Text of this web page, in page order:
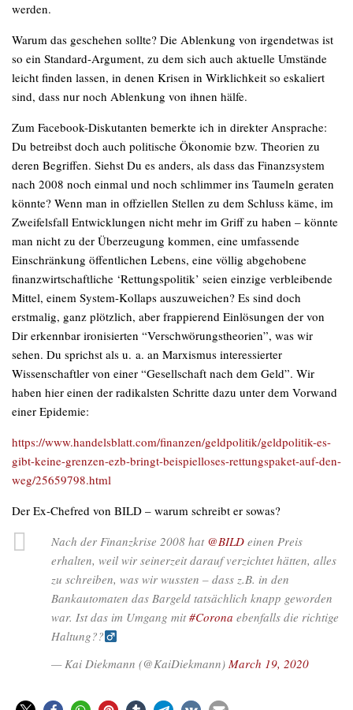
werden.
Warum das geschehen sollte? Die Ablenkung von irgendetwas ist
so ein Standard-Argument, zu dem sich auch aktuelle Umstände
leicht finden lassen, in denen Krisen in Wirklichkeit so eskaliert
sind, dass nur noch Ablenkung von ihnen hälfe.
Zum Facebook-Diskutanten bemerkte ich in direkter Ansprache:
Du betreibst doch auch politische Ökonomie bzw. Theorien zu
deren Begriffen. Siehst Du es anders, als dass das Finanzsystem
nach 2008 noch einmal und noch schlimmer ins Taumeln geraten
könnte? Wenn man in offziellen Stellen zu dem Schluss käme, im
Zweifelsfall Entwicklungen nicht mehr im Griff zu haben – könnte
man nicht zu der Überzeugung kommen, eine umfassende
Einschränkung öffentlichen Lebens, eine völlig abgehobene
finanzwirtschaftliche ‘Rettungspolitik’ seien einzige verbleibende
Mittel, einem System-Kollaps auszuweichen? Es sind doch
erstmalig, ganz plötzlich, aber frappierend Einlösungen der von
Dir erkennbar ironisierten “Verschwörungstheorien”, was wir
sehen. Du sprichst als u. a. an Marxismus interessierter
Wissenschaftler von einer “Gesellschaft nach dem Geld”. Wir
haben hier einen der radikalsten Schritte dazu unter dem Vorwand
einer Epidemie:
https://www.handelsblatt.com/finanzen/geldpolitik/geldpolitik-es-
gibt-keine-grenzen-ezb-bringt-beispielloses-rettungspaket-auf-den-
weg/25659798.html
Der Ex-Chefred von BILD – warum schreibt er sowas?
Nach der Finanzkrise 2008 hat @BILD einen Preis
erhalten, weil wir seinerzeit darauf verzichtet hätten, alles
zu schreiben, was wir wussten – dass z.B. in den
Bankautomaten das Bargeld tatsächlich knapp geworden
war. Ist das im Umgang mit#Corona ebenfalls die richtige
Haltung??‍
— Kai Diekmann (@KaiDiekmann) March 19, 2020